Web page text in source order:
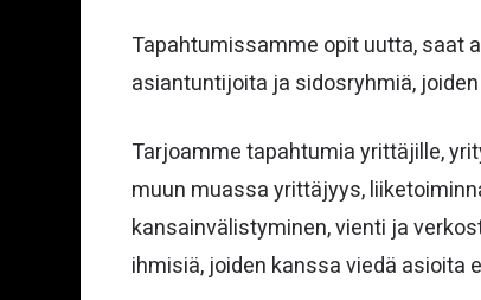
Yrityksen perustaminen
Joensuu startupeille
Rahoitusneuvonta
Metsäbio- ja kiertotalous
Fotoniikka
Digitaalinen rajaturvallisuus
Mineraali- ja kaivannaisala
Vihreä siirtymä ja energia
Metalli- ja muoviteollisuus
Avoimet työpaikat
Tapahtumissamme opit uutta, saat
asiantuntijoita ja sidosryhmiä,
Tarjoamme tapahtumia yrittäjille,
muun muassa yrittäjyys,
kansainvälistyminen, vienti ja
ihmisiä, joiden kanssa viedä asioita